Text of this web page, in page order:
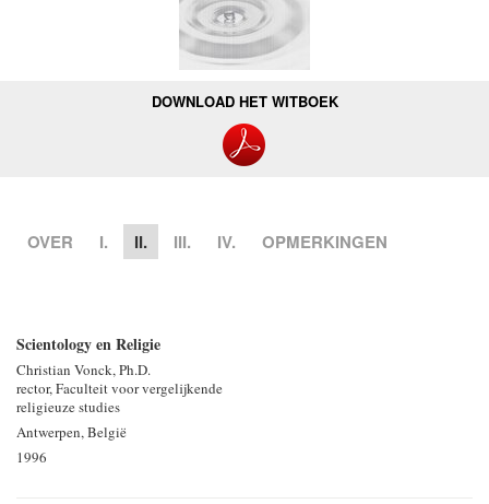
DOWNLOAD HET WITBOEK
OVER I. II. III. IV. OPMERKINGEN
Scientology en Religie
Christian Vonck, Ph.D.
rector, Faculteit voor vergelijkende
religieuze studies
Antwerpen, België
1996